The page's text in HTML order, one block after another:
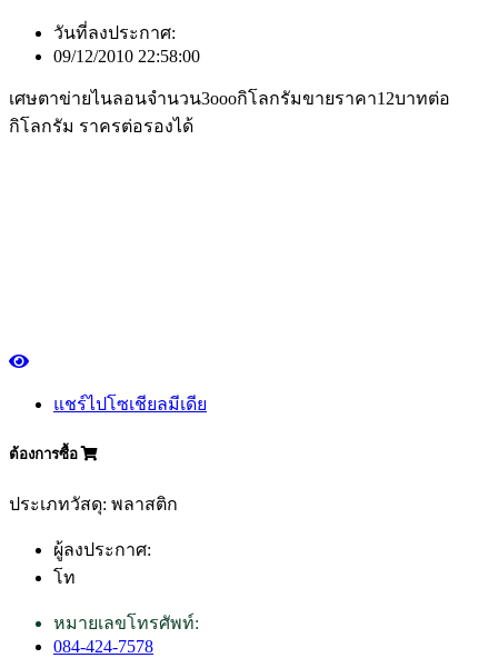
วันที่ลงประกาศ:
09/12/2010 22:58:00
เศษตาข่ายไนลอนจำนวน3oooกิโลกรัมขายราคา12บาทต่อ
กิโลกรัม ราครต่อรองได้
แชร์ไปโซเชียลมีเดีย
ต้องการซื้อ
ประเภทวัสดุ: พลาสติก
ผู้ลงประกาศ:
โท
หมายเลขโทรศัพท์:
084-424-7578